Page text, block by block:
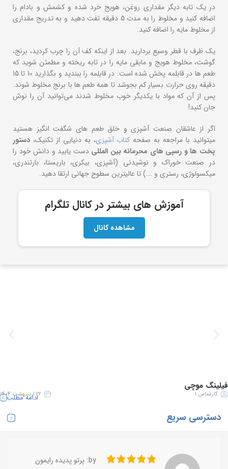
در یک تابه دیگر مقداری روغن، هویج خرد شده و کشمش و بادام را
اضافه کنید و مخلوط را به مدت 5 دقیقه تفت دهید و به تدریج مقداری
از مخلوط مایه را اضافه کنید.
یک ظرف با قطر وسیع بردارید. بعد از اینکه کف آن را چرب کردید، برنج،
گوشت، مخلوط هویج و مابقی مایه را در تابه ریخته و مطمئن شوید که
طعم ها در قابلمه پخش شده است. در قابلمه را ببندید و بگذارید 10 تا 15
دقیقه روی حرارت بسیار کم بجوشد تا همه طعم ها با برنج مخلوط شوند.
پس از آن که مواد با یکدیگر خوب مخلوط شدند می‌توانید آن را نوش
جان کنید!
اگر از عاشقان صنعت آشپزی و خلق طعم های شگفت انگیز هستید
میتوانید با مراجعه به صفحه کتاب آشپزی، به دنیایی از تکنیک، دستور
پخت ها و رسپی های محرمانه بین المللی دست یابید و دانش خود را
در صنعت خوراک و نوشیدنی (آشپزی، بیکری، باریستا، بارتندری،
میکسولوژی، رستری و ...) تا عالیترین سطوح جهانی ارتقا دهید.
آموزش های بیشتر در کانال تلگرام
مشاهده کانال
فیلینگ موچی
کارشناس 1 22 اردیبهشت 1404ادامه مطلب
دسترسی سریع
by: پرتو پدیده رایمون